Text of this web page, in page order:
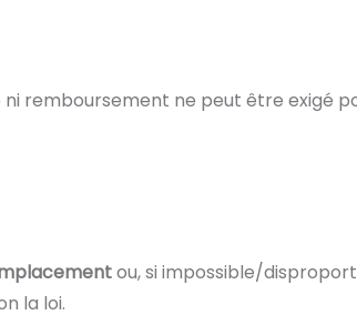
remboursement ne peut être exigé
ou, si impossible/
la loi.